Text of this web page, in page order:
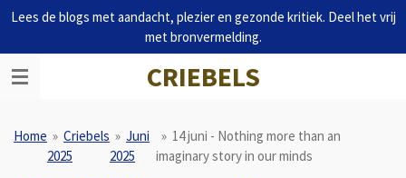
Ga
naar
de
CRIEBELS
Lees de blogs met aandacht, plezier en gezonde kritiek. Deel het vrij
met bronvermelding.
Home » Criebels
2025
» Juni
2025
» 14 juni - Nothing more than an
imaginary story in our minds